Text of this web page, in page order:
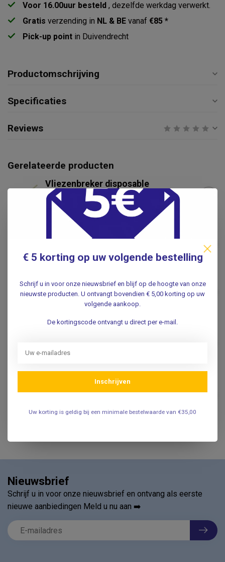
Voor 16.00uur besteld , dezelfde werkdag verwerkt.
Gratis verzending in NL & BE vanaf €85 *
Pick-up point in Duivendrecht
Productomschrijving
Specificaties
Reviews
Gerelateerde producten
Vliezenbreker disposable
steriel - Per 100 stuks
€67,75
Passet Ringpessarium
portex 59-90 mm
Cytobrush Gynaecologische
uitstrijkborsteltjes (10 stuks)
€3,95
Houten wattenstaafjes DUO
.
Hegar dilatator Enkel
€10,95
Nieuwsbrief
Schrijf u in voor onze nieuwsbrief en ontvang als eerste
nieuwe aanbiedingen Meld u nu aan ➡️
€ 5 korting op uw volgende bestelling
Schrijf u in voor onze nieuwsbrief en blijf op de hoogte van onze
nieuwste producten. U ontvangt bovendien € 5,00 korting op uw
volgende aankoop.
De kortingscode ontvangt u direct per e-mail.
Inschrijven
Uw korting is geldig bij een minimale bestelwaarde van €35,00